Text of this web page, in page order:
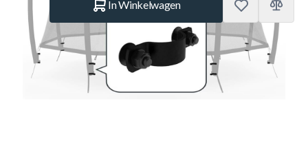
In Winkelwagen
Korte Beschrijving
Berg Safety Net Deluxe - Fasteners for 8 polesMeer Lezen